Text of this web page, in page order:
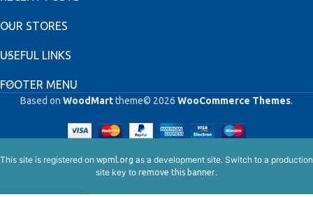
OUR STORES
USEFUL LINKS
FOOTER MENU
Based on WoodMarttheme© 2026 WooCommerce Themes.
This site is registered on wpml.org as a development site. Switch to a production
site key to remove this banner.